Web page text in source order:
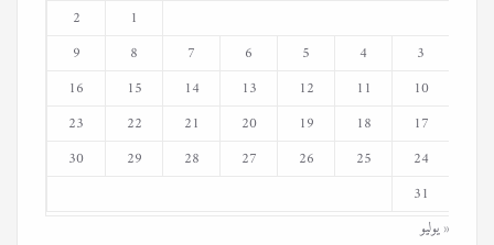
1
2
3
4
5
6
7
8
9
10
11
12
13
14
15
16
17
18
19
20
21
22
23
24
25
26
27
28
29
30
31
« يوليو